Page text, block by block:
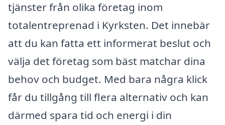
tjänster från olika företag inom
totalentreprenad i Kyrksten. Det innebär
att du kan fatta ett informerat beslut och
välja det företag som bäst matchar dina
behov och budget. Med bara några klick
får du tillgång till flera alternativ och kan
därmed spara tid och energi i din